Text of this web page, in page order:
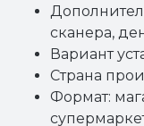
сканера,
Вариант
Страна
Формат: